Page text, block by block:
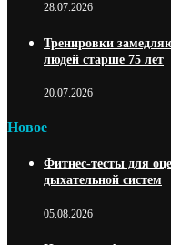
28.07.2026
Тренировки
людей старше 75 лет
20.07.2026
Новое
Фитнес-тесты для
дыхательной систем
05.08.2026